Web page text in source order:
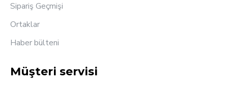
Sipariş Geçmişi
Ortaklar
Haber bülteni
Müşteri servisi